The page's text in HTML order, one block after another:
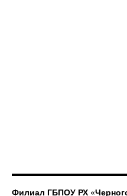
Филиал ГБПОУ РХ